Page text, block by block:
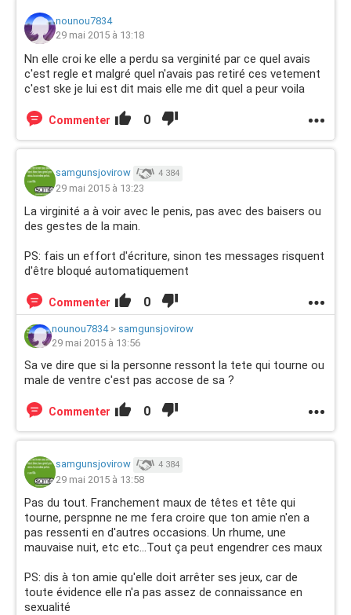
nounou7834
29 mai 2015 à 13:18
Nn elle croi ke elle a perdu sa verginité par ce quel avais
c'est regle et malgré quel n'avais pas retiré ces vetement
c'est ske je lui est dit mais elle me dit quel a peur voila
Commenter 0
samgunsjovirow 4 384
29 mai 2015 à 13:23
La virginité a à voir avec le penis, pas avec des baisers ou
des gestes de la main.
PS: fais un effort d'écriture, sinon tes messages risquent
d'être bloqué automatiquement
Commenter 0
nounou7834> samgunsjovirow
29 mai 2015 à 13:56
Sa ve dire que si la personne ressont la tete qui tourne ou
male de ventre c'est pas accose de sa ?
Commenter 0
samgunsjovirow 4 384
29 mai 2015 à 13:58
Pas du tout. Franchement maux de têtes et tête qui
tourne, perspnne ne me fera croire que ton amie n'en a
pas ressenti en d'autres occasions. Un rhume, une
mauvaise nuit, etc etc...Tout ça peut engendrer ces maux
PS: dis à ton amie qu'elle doit arrêter ses jeux, car de
toute évidence elle n'a pas assez de connaissance en
sexualité